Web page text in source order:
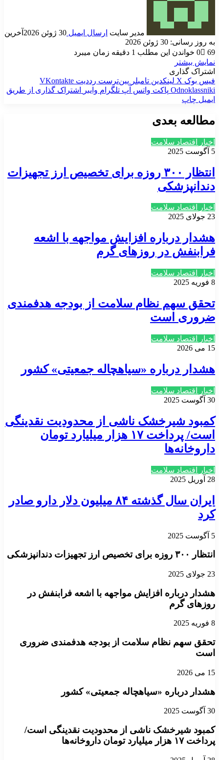
مدیر سایت ارسال ایمیل 30 ژوئن 2026
آخرین
به روز رسانی: 30 ژوئن 2026
0
69
خواندن این مطلب 1 دقیقه زمان میبرد
نمایش بیشتر
اشتراک گذاری
فیس بوک X لینکدین ‫تامبلر ‫پین‌ترست ‫رددیت ‫VKontakte
‫Odnoklassniki پاکت واتس آپ تلگرام وایبر
اشتراک گذاری از طریق
ایمیل چاپ
مطالعه بعدی
اخبار اقتصاد سلامت
5 آگوست 2025
انتظار ۳۰۰ روزه برای تخصیص ارز تجهیزات
دندانپزشکی
اخبار اقتصاد سلامت
23 جولای 2025
هشدار درباره افزایش مواجهه با اشعه
فرابنفش در روزهای گرم
اخبار اقتصاد سلامت
8 فوریه 2025
تحقق سهم نظام سلامت از بودجه هدفمندی
ضروری است
اخبار اقتصاد سلامت
15 می 2026
هشدار درباره «سیاهچاله جمعیتی» کشور
اخبار اقتصاد سلامت
30 آگوست 2025
کمبود شیرخشک ناشی از محدودیت نقدینگی
است/ پرداخت ۱۷ هزار میلیارد تومان
داروخانه‌ها
اخبار اقتصاد سلامت
28 آوریل 2025
ایران سال گذشته ۸۴ میلیون دلار دارو صادر
کرد
5 آگوست 2025
انتظار ۳۰۰ روزه برای تخصیص ارز تجهیزات دندانپزشکی
23 جولای 2025
هشدار درباره افزایش مواجهه با اشعه فرابنفش در
روزهای گرم
8 فوریه 2025
تحقق سهم نظام سلامت از بودجه هدفمندی ضروری
است
15 می 2026
هشدار درباره «سیاهچاله جمعیتی» کشور
30 آگوست 2025
کمبود شیرخشک ناشی از محدودیت نقدینگی است/
پرداخت ۱۷ هزار میلیارد تومان داروخانه‌ها